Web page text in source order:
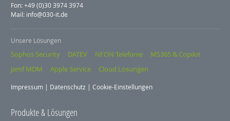
Fon: +49 (0)30 3974 3974
Mail: info@030-it.de
Unsere Lösungen
Sophos Security DATEV NFON Telefonie
MS365 & Copilot
Jamf MDM
Apple Service Cloud Lösungen
Impressum | Datenschutz |Cookie-Einstellungen
Produkte & Lösungen